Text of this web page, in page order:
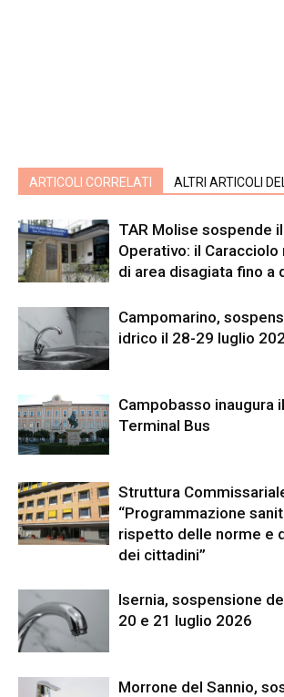
ARTICOLI CORRELATI ALTRI ARTICOLI
TAR Molise sospende
Operativo: il
di area disagiata fino a
Campomarino,
idrico il 28-29 luglio
Campobasso inaugura
Terminal Bus
Struttura
“Programmazione
rispetto delle norme e
dei cittadini”
Isernia, sospensione
20 e 21 luglio 2026
Morrone del Sannio,